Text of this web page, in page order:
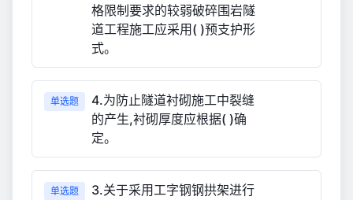
格限制要求的较弱破碎围岩隧
道工程施工应采用( )预支护形
式。
单选题
4.为防止隧道衬砌施工中裂缝
的产生,衬砌厚度应根据( )确
定。
单选题
3.关于采用工字钢钢拱架进行